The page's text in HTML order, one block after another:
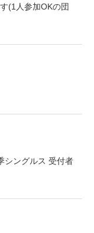
(1人参加OKの団
シングルス 受付者